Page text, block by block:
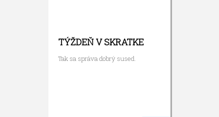
TÝŽDEŇ V SKRATKE
Tak sa správa dobrý sused.